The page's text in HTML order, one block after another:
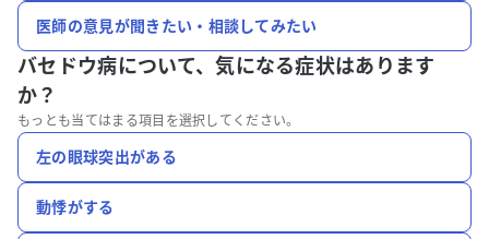
医師の意見が聞きたい・相談してみたい
バセドウ病について、気になる症状はあります
か？
もっとも当てはまる項目を選択してください。
左の眼球突出がある
動悸がする